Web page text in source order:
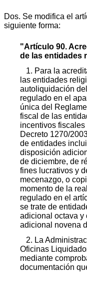
Dos. Se modifica el
siguiente forma:
"Artículo 90.
de las entidades
1. Para la
las entidades
autoliquidación
regulado en el
única del
fiscal de las
incentivos fiscales
Decreto 1270/
de entidades
disposición
de diciembre, de
fines lucrativos y
mecenazgo, o
momento de la
regulado en el
se trate de
adicional octava y
adicional novena
2. La
Oficinas
mediante
documentación